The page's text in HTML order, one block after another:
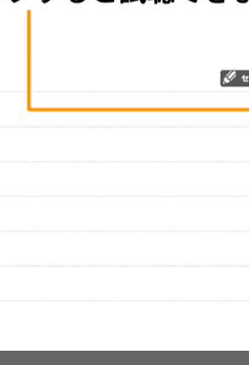
承ください。